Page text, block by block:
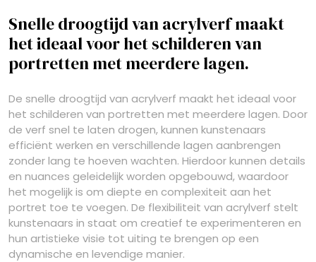
Snelle droogtijd van acrylverf maakt
het ideaal voor het schilderen van
portretten met meerdere lagen.
De snelle droogtijd van acrylverf maakt het ideaal voor
het schilderen van portretten met meerdere lagen. Door
de verf snel te laten drogen, kunnen kunstenaars
efficiënt werken en verschillende lagen aanbrengen
zonder lang te hoeven wachten. Hierdoor kunnen details
en nuances geleidelijk worden opgebouwd, waardoor
het mogelijk is om diepte en complexiteit aan het
portret toe te voegen. De flexibiliteit van acrylverf stelt
kunstenaars in staat om creatief te experimenteren en
hun artistieke visie tot uiting te brengen op een
dynamische en levendige manier.